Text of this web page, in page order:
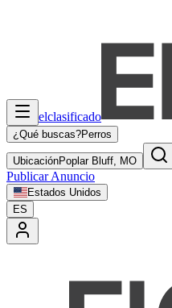
elclasificado
¿Qué buscas?Perros
UbicaciónPoplar Bluff, MO
Publicar Anuncio
Estados Unidos
ES